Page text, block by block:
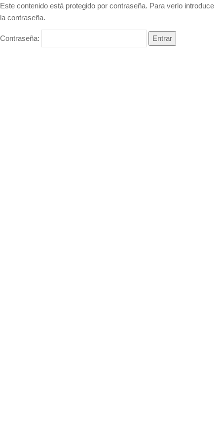
Este contenido está protegido por contraseña. Para verlo introduce
la contraseña.
Contraseña: